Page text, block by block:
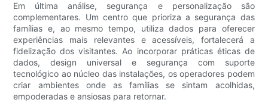
Em última análise, segurança e personalização são
complementares. Um centro que prioriza a segurança das
famílias e, ao mesmo tempo, utiliza dados para oferecer
experiências mais relevantes e acessíveis, fortalecerá a
fidelização dos visitantes. Ao incorporar práticas éticas de
dados, design universal e segurança com suporte
tecnológico ao núcleo das instalações, os operadores podem
criar ambientes onde as famílias se sintam acolhidas,
empoderadas e ansiosas para retornar.